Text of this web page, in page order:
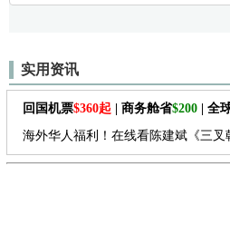
实用资讯
回国机票$360起 | 商务舱省$200 | 全
海外华人福利！在线看陈建斌《三